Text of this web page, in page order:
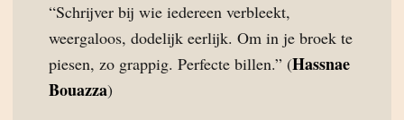
“Schrijver bij wie iedereen verbleekt,
weergaloos, dodelijk eerlijk. Om in je broek te
piesen, zo grappig. Perfecte billen.” (Hassnae
Bouazza)